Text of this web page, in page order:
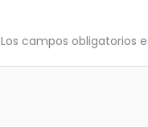
Los campos obligatorios